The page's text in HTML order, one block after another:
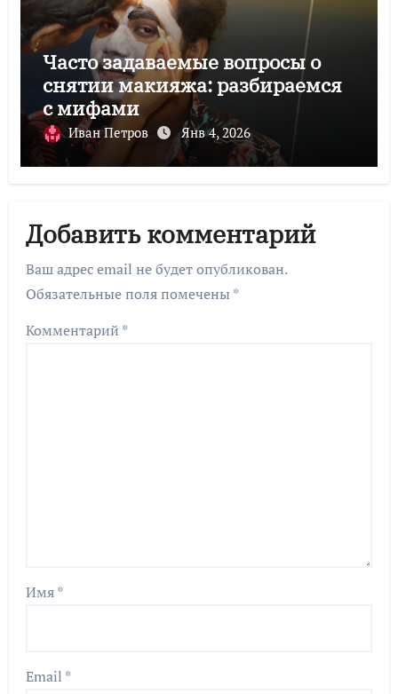
Часто задаваемые вопросы о
снятии макияжа: разбираемся
с мифами
Иван Петров Янв 4, 2026
Добавить комментарий
Ваш адрес email не будет опубликован.
Обязательные поля помечены *
Комментарий *
Имя*
Email *